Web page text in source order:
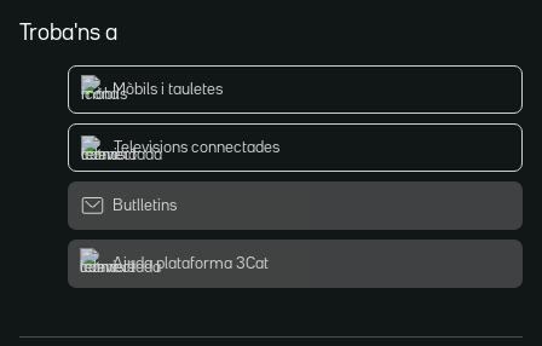
Troba'ns a
Mòbils i tauletes
Televisions connectades
Butlletins
Ajuda plataforma 3Cat